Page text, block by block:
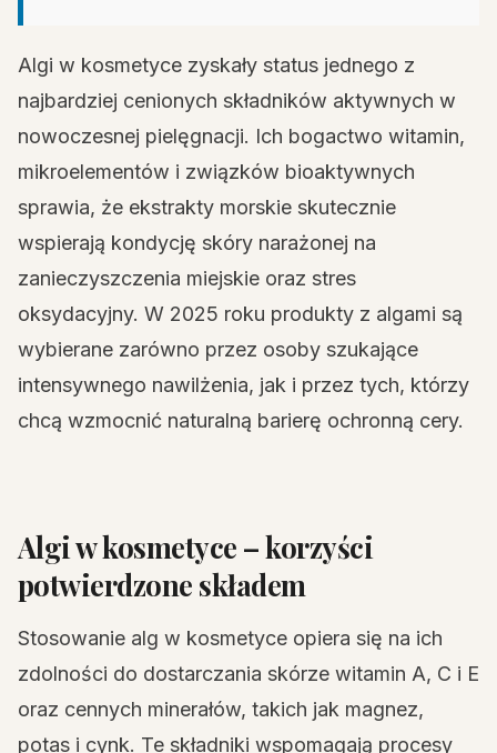
Algi w kosmetyce zyskały status jednego z
najbardziej cenionych składników aktywnych w
nowoczesnej pielęgnacji. Ich bogactwo witamin,
mikroelementów i związków bioaktywnych
sprawia, że ekstrakty morskie skutecznie
wspierają kondycję skóry narażonej na
zanieczyszczenia miejskie oraz stres
oksydacyjny. W 2025 roku produkty z algami są
wybierane zarówno przez osoby szukające
intensywnego nawilżenia, jak i przez tych, którzy
chcą wzmocnić naturalną barierę ochronną cery.
Algi w kosmetyce – korzyści
potwierdzone składem
Stosowanie alg w kosmetyce opiera się na ich
zdolności do dostarczania skórze witamin A, C i E
oraz cennych minerałów, takich jak magnez,
potas i cynk. Te składniki wspomagają procesy